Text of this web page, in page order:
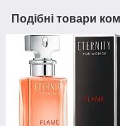
Подібні товари